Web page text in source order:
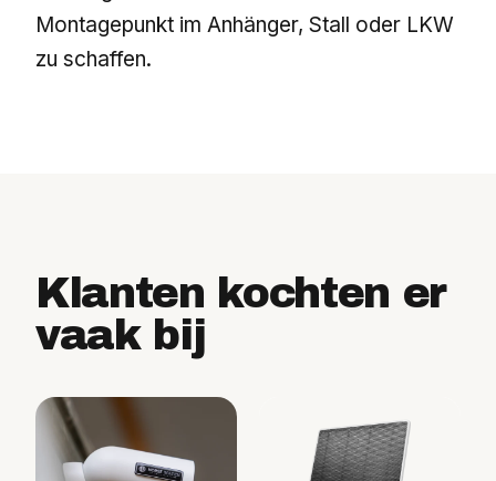
Montagepunkt im Anhänger, Stall oder LKW
zu schaffen.
Klanten kochten er
vaak bij